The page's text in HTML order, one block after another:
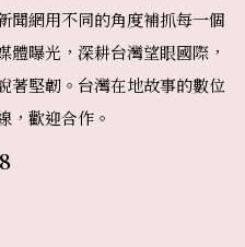
聞網用不同的角度補抓每一個
體曝光，深耕台灣望眼國際，
著堅韌。台灣在地故事的數位
，歡迎合作。